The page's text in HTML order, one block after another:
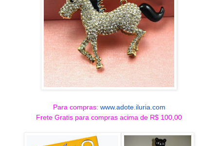
Para compras: www.adote.iluria.com
Frete Gratis para compras acima de R$ 100,00